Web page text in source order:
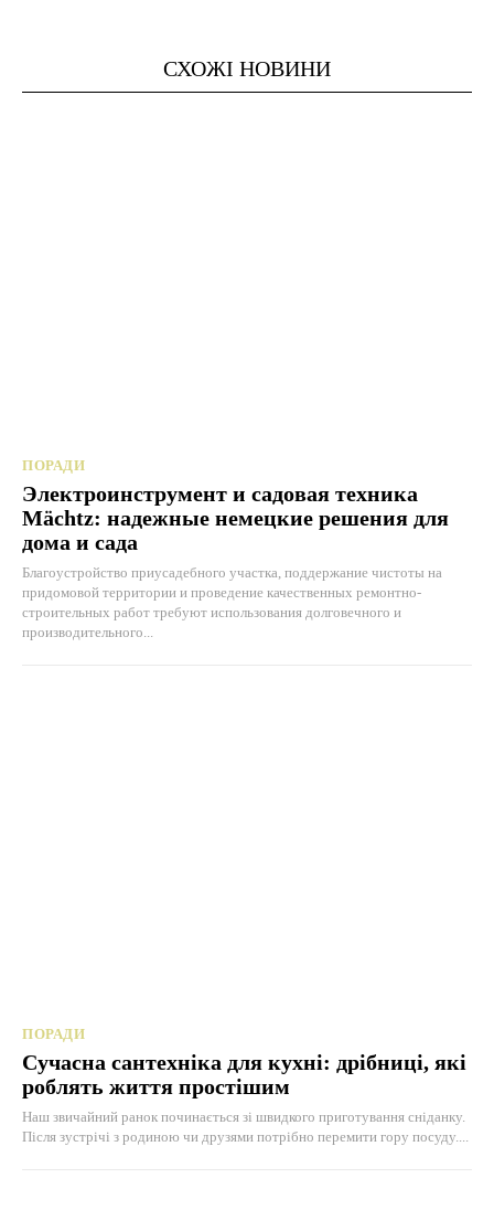
СХОЖІ НОВИНИ
ПОРАДИ
Электроинструмент и садовая техника
Mächtz: надежные немецкие решения для
дома и сада
Благоустройство приусадебного участка, поддержание чистоты на
придомовой территории и проведение качественных ремонтно-
строительных работ требуют использования долговечного и
производительного...
ПОРАДИ
Сучасна сантехніка для кухні: дрібниці, які
роблять життя простішим
Наш звичайний ранок починається зі швидкого приготування сніданку.
Після зустрічі з родиною чи друзями потрібно перемити гору посуду....